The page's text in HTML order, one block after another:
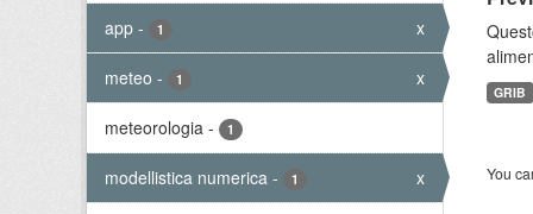
app - 1 x
meteo - 1 x
meteorologia - 1
modellistica numerica - 1 x
GRIB
You